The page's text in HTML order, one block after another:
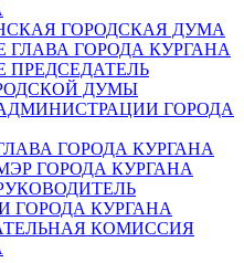
ГОРОДСКАЯ ДУМА
ГОРОДА КУРГАНА
ПРЕДСЕДАТЕЛЬ
ДУМЫ
ГОРОДА
ГОРОДА КУРГАНА
ГОРОДА КУРГАНА
ГОРОДА КУРГАНА
КОМИССИЯ